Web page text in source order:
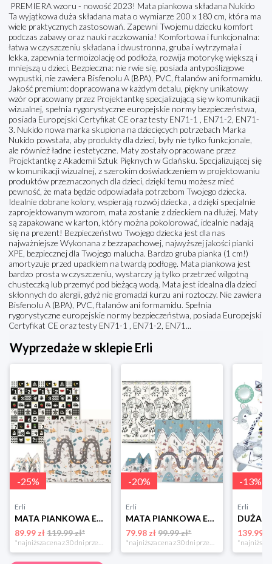
PREMIERA wzoru - nowość 2023! Mata piankowa składana Nukido
Ta wyjątkowa duża składana mata o wymiarze 200 x 180 cm, która ma
wiele praktycznych zastosowań. Zapewni Twojemu dziecku komfort
podczas zabawy oraz nauki raczkowania! Komfortowa i funkcjonalna:
łatwa w czyszczeniu składana i dwustronna, gruba i wytrzymała i
lekka, zapewnia termoizolację od podłoża, rozwija motorykę większą i
mniejszą u dzieci, Bezpieczna: nie rwie się, posiada antypoślizgowe
wypustki, nie zawiera Bisfenolu A (BPA), PVC, ftalanów ani formamidu.
Jakość premium: dopracowana w każdym detalu, piękny unikatowy
wzór opracowany przez Projektantkę specjalizującą się w komunikacji
wizualnej, spełnia rygorystyczne europejskie normy bezpieczeństwa,
posiada Europejski Certyfikat CE oraz testy EN71-1 , EN71-2, EN71-
3. Nukido nowa marka skupiona na dziecięcych potrzebach Marka
Nukido powstała, aby produkty dla dzieci, były nie tylko funkcjonale,
ale również ładne i estetyczne. Maty zostały opracowane przez
Projektantkę z Akademii Sztuk Pięknych w Gdańsku. Specjalizującej się
w komunikacji wizualnej, z szerokim doświadczeniem w projektowaniu
produktów przeznaczonych dla dzieci, dzięki temu możesz mieć
pewność, że mata będzie odpowiadała potrzebom Twojego dziecka.
Idealnie dobrane kolory, wspierają rozwój dziecka , a dzięki specjalnie
zaprojektowanym wzorom, mata zostanie z dzieckiem na dłużej. Maty
są zapakowane w karton, który można pokolorować, idealnie nadają
się na prezent! Bezpieczeństwo Twojego dziecka jest dla nas
najważniejsze Wykonana z bezzapachowej, najwyższej jakości pianki
XPE, bezpiecznej dla Twojego malucha. Bardzo gruba pianka (1 cm!)
amortyzuje przed upadkiem na twardą podłogę. Mata piankowa jest
bardzo prosta w czyszczeniu, wystarczy ją tylko przetrzeć wilgotną
chusteczką lub przemyć pod bieżącą wodą. Mata jest idealna dla dzieci
skłonnych do alergii, gdyż nie gromadzi kurzu ani roztoczy. Nie zawiera
Bisfenolu A (BPA), PVC, ftalanów ani formamidu. Spełnia
rygorystyczne europejskie normy bezpieczeństwa, posiada Europejski
Certyfikat CE oraz testy EN71-1 , EN71-2, EN71...
Wyprzedaże w sklepie Erli
-25%
Erli
MATA PIANKOWA EDUKACYJNA SKŁADANA DLA DZIECI DUŻA 180x200 PIANKA XPE NUKIDO
89.99 zł119.99 zł*
*najniższa cena z 30 dni przed obniżką
-20%
Erli
MATA PIANKOWA EDUKACYJNA SKŁADANA DLA DZIECI DUŻA 180x200 PIANKA XPE NUKIDO
79.98 zł 99.99 zł*
*najniższa cena z 30 dni przed obniżką
-13%
Erli
139.99 zł